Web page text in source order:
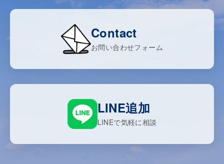
Contact
お問い合わせフォーム
LINE追加
LINEで気軽に相談